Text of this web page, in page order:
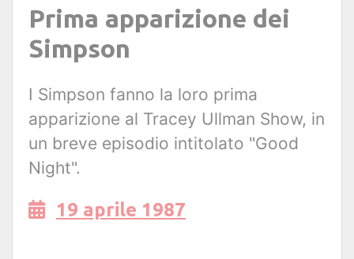
Prima apparizione dei
Simpson
I Simpson fanno la loro prima
apparizione al Tracey Ullman Show, in
un breve episodio intitolato "Good
Night".
19 aprile 1987